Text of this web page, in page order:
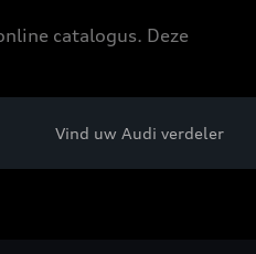
catalogus. Deze
Vind uw Audi verdeler